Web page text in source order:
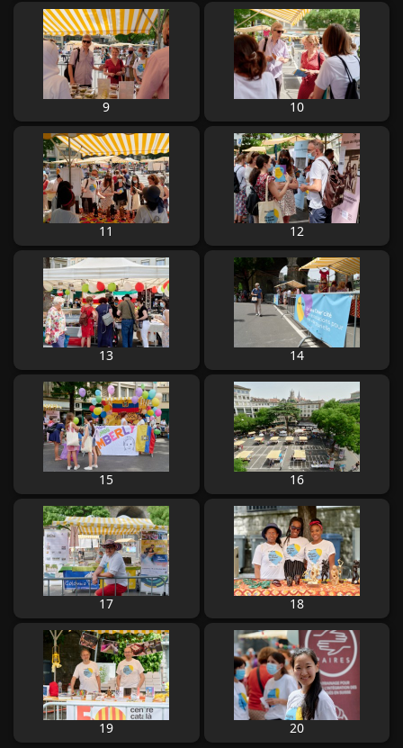
9 10
11 12
13 14
15 16
17 18
19 20